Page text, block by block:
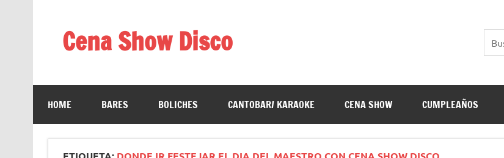
Cena Show Disco
HOME BARES BOLICHES CANTOBAR/ KARAOKE CENA SHOW CUMPLEAÑOS